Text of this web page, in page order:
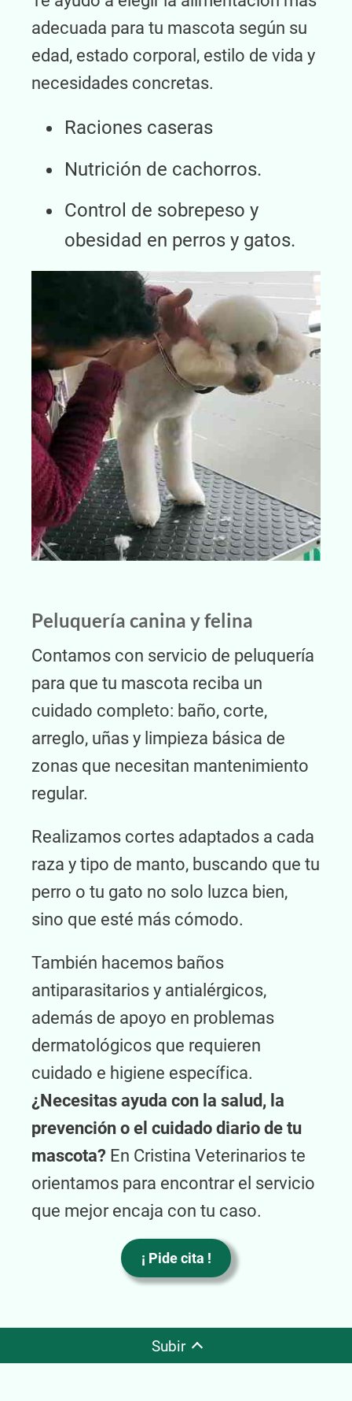
adecuada para tu mascota según su
edad, estado corporal, estilo de vida y
necesidades concretas.
Raciones caseras
Nutrición de cachorros.
Control de sobrepeso y
obesidad en perros y gatos.
Peluquería canina y felina
Contamos con servicio de peluquería
para que tu mascota reciba un
cuidado completo: baño, corte,
arreglo, uñas y limpieza básica de
zonas que necesitan mantenimiento
regular.
Realizamos cortes adaptados a cada
raza y tipo de manto, buscando que tu
perro o tu gato no solo luzca bien,
sino que esté más cómodo.
También hacemos baños
antiparasitarios y antialérgicos,
además de apoyo en problemas
dermatológicos que requieren
cuidado e higiene específica.
¿Necesitas ayuda con la salud, la
prevención o el cuidado diario de tu
mascota? En Cristina Veterinarios te
orientamos para encontrar el servicio
que mejor encaja con tu caso.
¡ Pide cita !
Subir